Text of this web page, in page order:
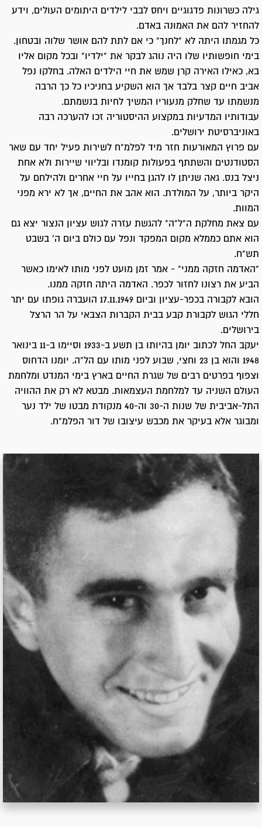
גילה כשרונות פדגוגיים ויחס לבבי לילדים היתומים העולים, וידע
להחזיר להם את האמונה באדם.
כל מגמתו היתה לא "לחנך" כי אם לתת להם אושר שלוה ובטחון.
בימי חופשותיו שלו היה נוהג לבקר את "ילדיו" ובכל מקום אליו
בא, כאילו האירה קרן שמש את חיי הילדים האלה. בחלקו נפל
אביב חיים קצר בלבד אך הוא השקיע בחניכיו כל כך הרבה
מנשמתו עד שחלק מנעוריו המשיך לחיות בנשמתם.
עבודותיו המדעיות במקצוע ההיסטוריה זכו להערכה רבה
באוניברסיטת ירושלים.
עם פרוץ המאורעות חזר מיד לפלמ"ח לשירות פעיל יחד עם שאר
הסטודנטים והשתתף בפעולות קומנדו ובליווי שיירות ולא אחת
ניצל בנס. גאה שניתן לו להגן בחייו על חיי אחרים ולהילחם על
היקר ביותר, על המולדת. הוא אהב את החיים, אך לא ירא מפני
המוות.
עם צאת מחלקת ה"ל"ה" להגשת עזרה לגוש עציון הנצור יצא גם
הוא אתם כממלא מקום המפקד ונפל עם כולם ביום ה' בשבט
תש"ח.
"האדמה חזקה ממני" - אמר זמן מועט לפני מותו לאימו כאשר
הביע את רצונו לחזור לכפר. האדמה היתה חזקה ממנו.
הובא לקבורה בכפר-עציון וביום 17.11.1949 הועברה גופתו עם יתר
חללי הגוש לקבורת קבע בבית הקברות הצבאי על הר הרצל
בירושלים.
יעקב החל לכתוב יומן בהיותו בן תשע ב-1933 וסיימו ב-11 בינואר
1948 והוא בן 23 וחצי, שבוע לפני מותו עם הל"ה. יומנו הדחוס
וצפוף בפרטים רבים של שגרת החיים בארץ בימי המנדט ומלחמת
העולם השניה עד למלחמת העצמאות. מבטא לא רק את ההוויה
התל-אביבית של שנות ה-30 וה-40 מנקודת מבטו של ילד נער
ומבוגר אלא בעיקר את מכבש עיצובו של דור הפלמ"ח.